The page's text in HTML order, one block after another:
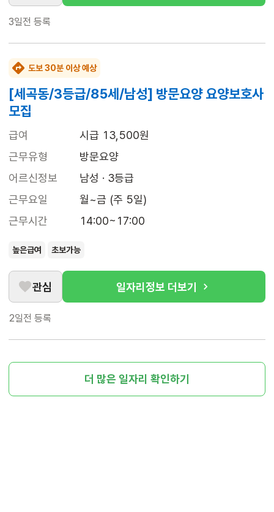
3일전 등록
도보 30분 이상 예상
[세곡동/3등급/85세/남성] 방문요양 요양보호사
모집
급여
시급 13,500원
근무유형
방문요양
어르신정보
남성 · 3등급
근무요일
월~금 (주 5일)
근무시간
14:00~17:00
높은급여 초보가능
관심 일자리정보 더보기
2일전 등록
더 많은 일자리 확인하기